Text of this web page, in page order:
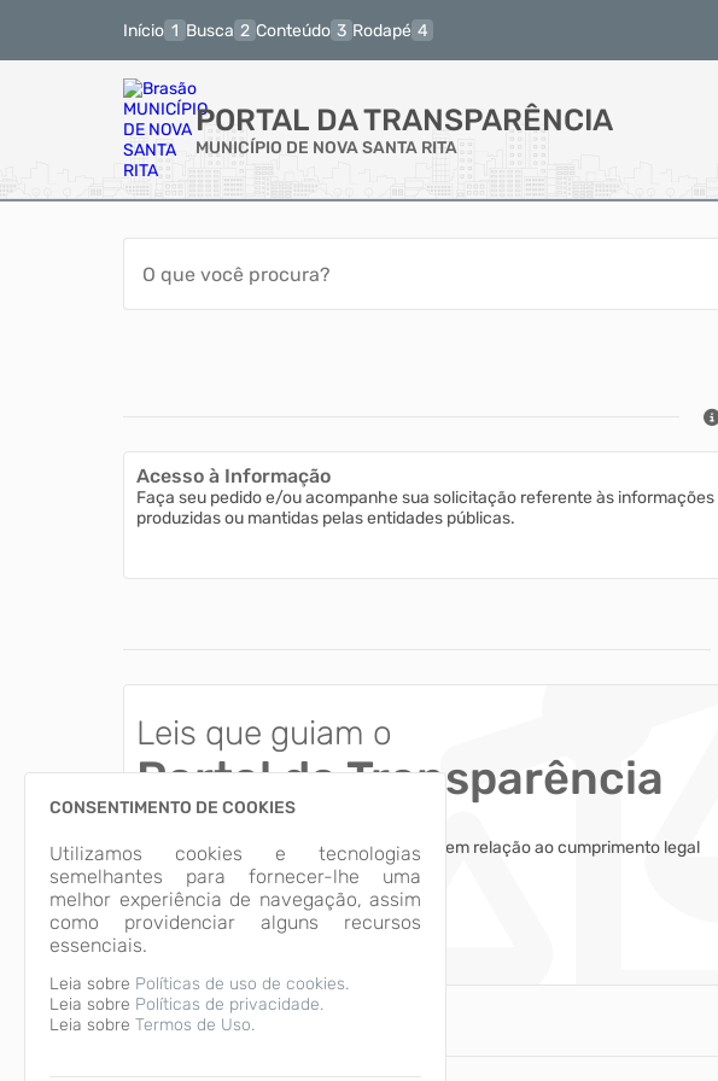
Início Busca Conteúdo Rodapé
PORTAL DA TRANSPARÊNCIA
MUNICÍPIO DE NOVA SANTA RITA
CONSENTIMENTO DE COOKIES
Utilizamos cookies e tecnologias
semelhantes para fornecer-lhe uma
melhor experiência de navegação, assim
como providenciar alguns recursos
essenciais.
Leia sobre Políticas de uso de cookies.
Leia sobre Políticas de privacidade.
Leia sobre Termos de Uso.
Acesso à Informação
Faça seu pedido e/ou acompanhe sua solicitação referente às informações
produzidas ou mantidas pelas entidades públicas.
Leis que guiam o
Portal da Transparência
Esclareça dúvidas comuns dos usuários em relação ao cumprimento legal
das informações apresentadas.
Acessar